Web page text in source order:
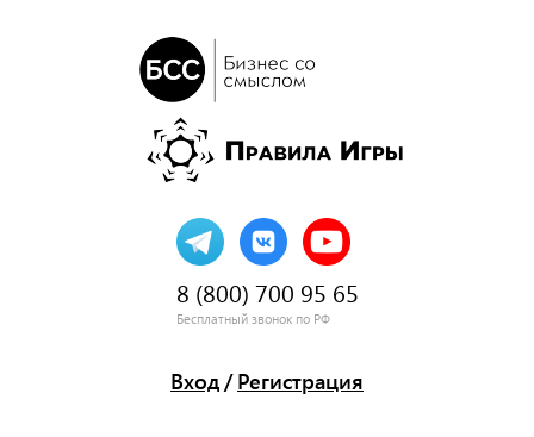
8 (800) 700 95 65
Бесплатный звонок по РФ
Вход/ Регистрация